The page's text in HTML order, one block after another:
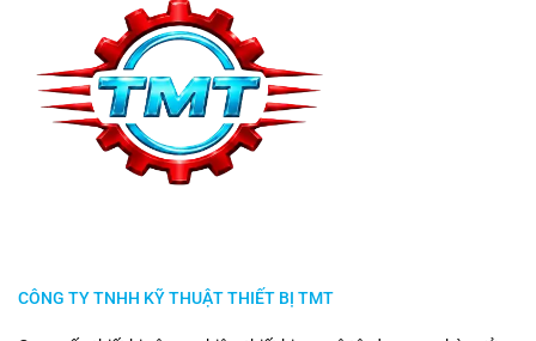
CÔNG TY TNHH KỸ THUẬT THIẾT BỊ TMT